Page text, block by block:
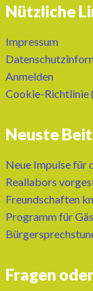
Nützliche
Impressum
Anmelden
Cookie-Richtlinie
Neuste
Neue Impulse für
Reallabors
Freundschaften
Programm für
Fragen